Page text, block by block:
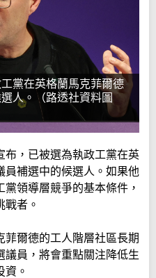
黨在英格蘭馬克菲爾德
人。（路透社資料圖
布，已被選為執政工黨在英
員補選中的候選人。如果他
領導層競爭的基本條件，
戰者。
菲爾德的工人階層社區長期
議員，將會重點關注降低生
資。